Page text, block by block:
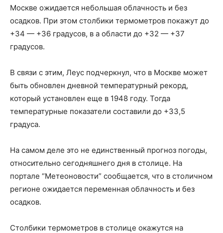
Москве ожидается небольшая облачность и без
осадков. При этом столбики термометров покажут до
+34 — +36 градусов, в а области до +32 — +37
градусов.
В связи с этим, Леус подчеркнул, что в Москве может
быть обновлен дневной температурный рекорд,
который установлен еще в 1948 году. Тогда
температурные показатели составили до +33,5
градуса.
На самом деле это не единственный прогноз погоды,
относительно сегодняшнего дня в столице. На
портале “Метеоновости” сообщается, что в столичном
регионе ожидается переменная облачность и без
осадков.
Столбики термометров в столице окажутся на